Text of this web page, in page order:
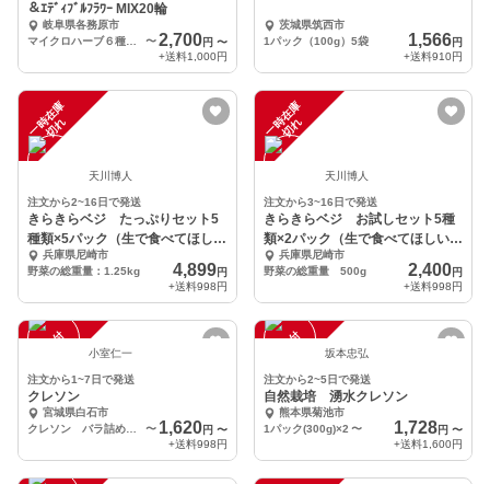
＆ｴﾃﾞｨﾌﾞﾙﾌﾗﾜｰ MIX20輪
岐阜県各務原市
〜 2,700円 〜
+送料1,000円
茨城県筑西市
1パック（100g）5袋
1,566円
+送料910円
一
時
在
庫
切
れ
天川博人
注文から2~16日で発送
きらきらベジ たっぷりセット5
種類×5パック（生で食べてほしい
サラダケールなど）
兵庫県尼崎市
野菜の総重量：1.25kg
4,899円
+送料998円
一
時
在
庫
切
れ
天川博人
注文から3~16日で発送
きらきらベジ お試しセット5種
類×2パック（生で食べてほしい、
サラダケールなど）
兵庫県尼崎市
野菜の総重量 500g
2,400円
+送料998円
注
文
受
付
停
止 小室仁一
注文から1~7日で発送
クレソン
宮城県白石市
〜 1,620円 〜
+送料998円
注
文
受
付
停
止 坂本忠弘
注文から2~5日で発送
自然栽培 湧水クレソン
熊本県菊池市
1パック(300g)×2 〜 1,728円 〜
+送料1,600円